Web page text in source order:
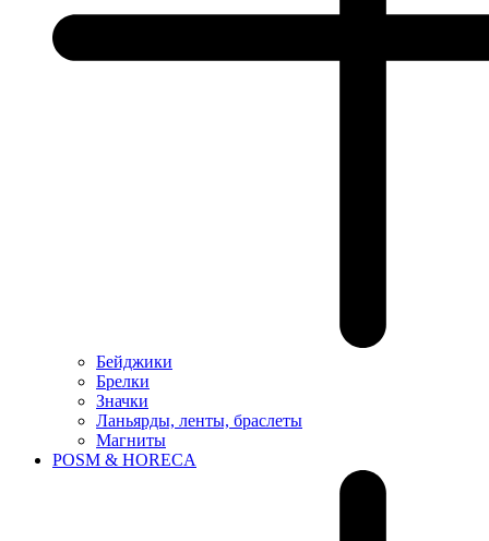
Бейджики
Брелки
Значки
Ланьярды, ленты, браслеты
Магниты
РOSM & HORECA